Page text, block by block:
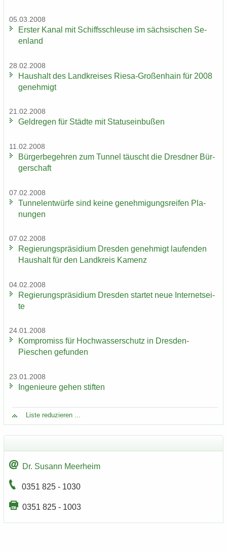
05.03.2008
Ers­ter Kanal mit Schiffs­schleu­se im säch­si­schen Se­
en­land
28.02.2008
Haus­halt des Land­krei­ses Riesa-​Großenhain für 2008
ge­neh­migt
21.02.2008
Geld­re­gen für Städ­te mit Sta­tus­ein­bu­ßen
11.02.2008
Bür­ger­be­geh­ren zum Tun­nel täuscht die Dresd­ner Bür­
ger­schaft
07.02.2008
Tun­nel­ent­wür­fe sind keine ge­neh­mi­gungs­rei­fen Pla­
nun­gen
07.02.2008
Re­gie­rungs­prä­si­di­um Dres­den ge­neh­migt lau­fen­den
Haus­halt für den Land­kreis Ka­menz
04.02.2008
Re­gie­rungs­prä­si­di­um Dres­den star­tet neue In­ter­net­sei­
te
24.01.2008
Kom­pro­miss für Hoch­was­ser­schutz in Dresden-​
Pieschen ge­fun­den
23.01.2008
In­ge­nieu­re gehen stif­ten
Liste re­du­zie­ren ...
Dr. Su­sann Meer­heim
0351 825 - 1030
0351 825 - 1003